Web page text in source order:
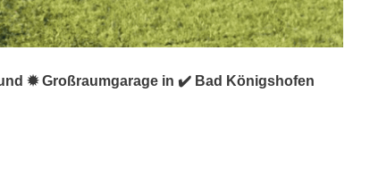
✹ Großraumgarage in ✔️ Bad Königshofen